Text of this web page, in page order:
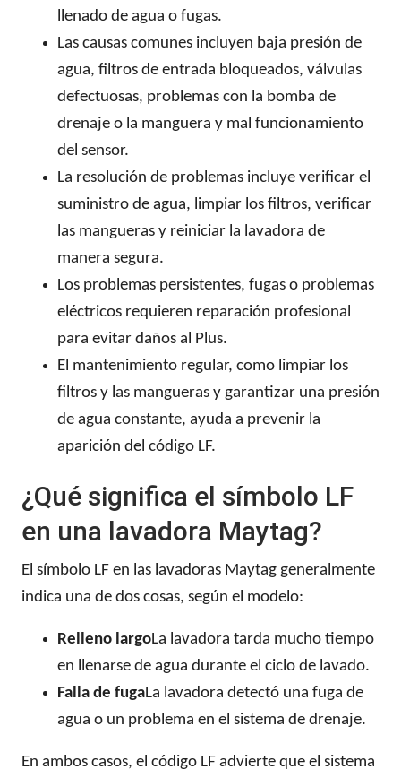
llenado de agua o fugas.
Las causas comunes incluyen baja presión de
agua, filtros de entrada bloqueados, válvulas
defectuosas, problemas con la bomba de
drenaje o la manguera y mal funcionamiento
del sensor.
La resolución de problemas incluye verificar el
suministro de agua, limpiar los filtros, verificar
las mangueras y reiniciar la lavadora de
manera segura.
Los problemas persistentes, fugas o problemas
eléctricos requieren reparación profesional
para evitar daños al Plus.
El mantenimiento regular, como limpiar los
filtros y las mangueras y garantizar una presión
de agua constante, ayuda a prevenir la
aparición del código LF.
¿Qué significa el símbolo LF
en una lavadora Maytag?
El símbolo LF en las lavadoras Maytag generalmente
indica una de dos cosas, según el modelo:
Relleno largoLa lavadora tarda mucho tiempo
en llenarse de agua durante el ciclo de lavado.
Falla de fugaLa lavadora detectó una fuga de
agua o un problema en el sistema de drenaje.
En ambos casos, el código LF advierte que el sistema